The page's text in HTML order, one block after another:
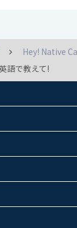
Hey! Native
語で教えて!